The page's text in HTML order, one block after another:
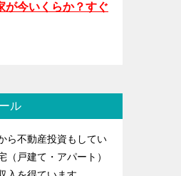
が今いくらか？すぐ
ル
ら不動産投資もしてい
（戸建て・アパート）